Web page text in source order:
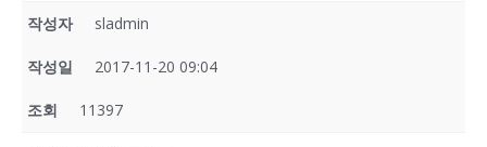
작성자 sladmin
작성일 2017-11-20 09:04
조회 11397